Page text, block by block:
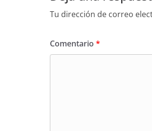
Tu dirección de correo
Comentario *